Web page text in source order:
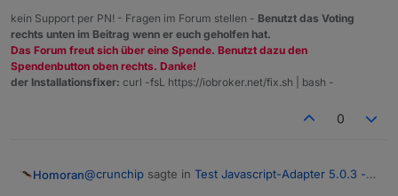
kein Support per PN! - Fragen im Forum stellen - Benutzt das Voting
rechts unten im Beitrag wenn er euch geholfen hat.
Das Forum freut sich über eine Spende. Benutzt dazu den
Spendenbutton oben rechts. Danke!
der Installationsfixer: curl -fsL https://iobroker.net/fix.sh | bash -
0
Homoran@crunchip sagte in Test Javascript-Adapter 5.0.3 -